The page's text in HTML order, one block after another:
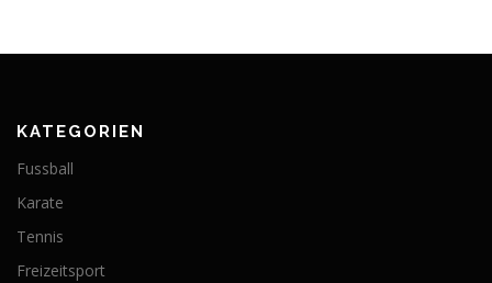
KATEGORIEN
Fussball
Karate
Tennis
Freizeitsport